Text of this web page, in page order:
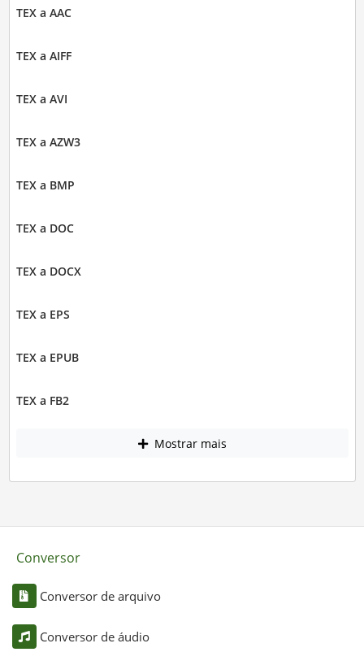
TEX a AAC
TEX a AIFF
TEX a AVI
TEX a AZW3
TEX a BMP
TEX a DOC
TEX a DOCX
TEX a EPS
TEX a EPUB
TEX a FB2
Mostrar mais
Conversor
Conversor de arquivo
Conversor de áudio